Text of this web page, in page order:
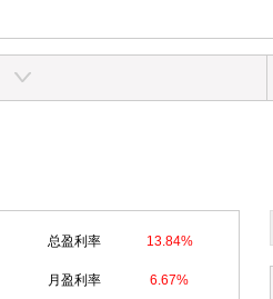
总盈利率 13.84%
月盈利率 6.67%